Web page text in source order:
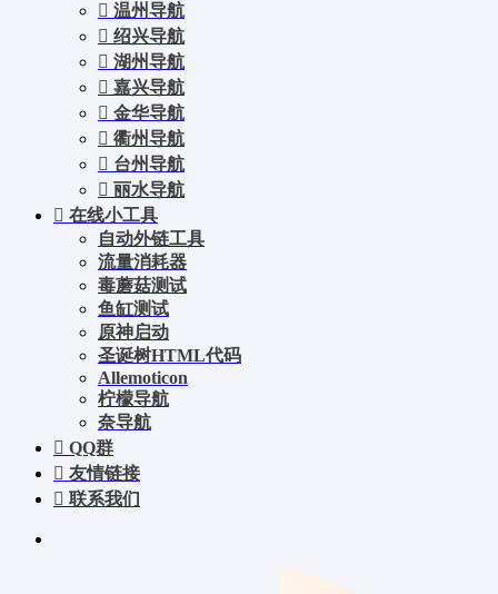
温州导航
绍兴导航
湖州导航
嘉兴导航
金华导航
衢州导航
台州导航
丽水导航
在线小工具
自动外链工具
流量消耗器
毒蘑菇测试
鱼缸测试
原神启动
圣诞树HTML代码
Allemoticon
柠檬导航
奈导航
QQ群
友情链接
联系我们